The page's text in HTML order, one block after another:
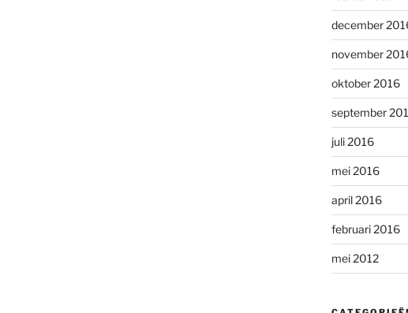
december
november
oktober 2016
september
juli 2016
mei 2016
april 2016
februari 2016
mei 2012